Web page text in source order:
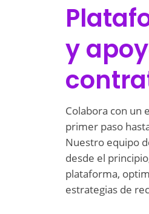
y
Colabora con un
primer paso
Nuestro equipo
desde el
plataforma,
estrategias de